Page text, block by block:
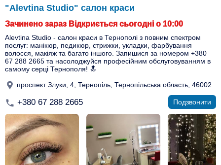
"Alevtina Studio" салон краси
Зачинено зараз Відкриється сьогодні о 10:00
Alevtina Studio - салон краси в Тернополі з повним спектром
послуг: манікюр, педикюр, стрижки, укладки, фарбування
волосся, макіяж та багато іншого. Запишися за номером +380
67 288 2665 та насолоджуйся професійним обслуговуванням в
самому серці Тернополя! 🔝
проспект Злуки, 4, Тернопіль, Тернопільська область, 46002
+380 67 288 2665 Подзвонити